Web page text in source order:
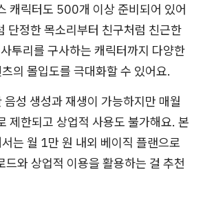
캐릭터도 500개 이상 준비되어 있어
단정한 목소리부터 친구처럼 친근한
투리를 구사하는 캐릭터까지 다양한
의 몰입도를 극대화할 수 있어요.
성 생성과 재생이 가능하지만 매월
제한되고 상업적 사용도 불가해요. 본
는 월 1만 원 내외 베이직 플랜으로
와 상업적 이용을 활용하는 걸 추천